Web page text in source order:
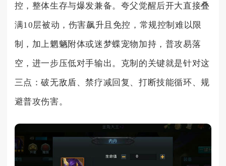
控，整体生存与爆发兼备。夸父觉醒后开大直接叠
满10层被动，伤害飙升且免控，常规控制难以限
制，加上魍魉附体或迷梦蝶宠物加持，普攻易落
空，进一步压低对手输出。克制的关键就是针对这
三点：破无敌盾、禁疗减回复、打断技能循环、规
避普攻伤害。